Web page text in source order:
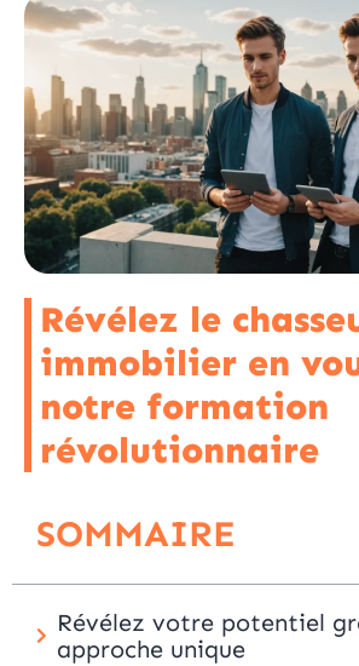
Révélez le
immobilier en
notre formation
révolutionnaire
SOMMAIRE
Révélez votre potentiel
approche unique